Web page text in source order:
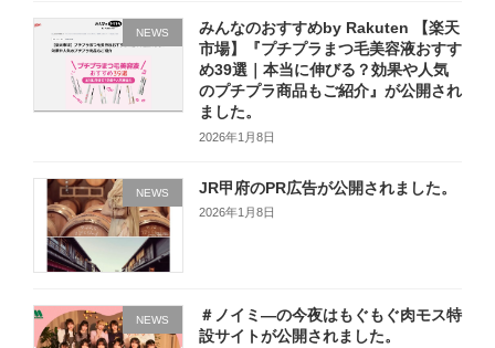
NEWS
みんなのおすすめby Rakuten 【楽天
市場】『プチプラまつ毛美容液おすす
め39選｜本当に伸びる？効果や人気
のプチプラ商品もご紹介』が公開され
ました。
2026年1月8日
NEWS JR甲府のPR広告が公開されました。
2026年1月8日
NEWS
＃ノイミ―の今夜はもぐもぐ肉モス特
設サイトが公開されました。